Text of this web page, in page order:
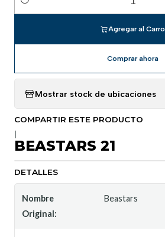
Cantidad
Agregar al Carro
Comprar ahora
Mostrar stock de ubicaciones
COMPARTIR ESTE PRODUCTO
BEASTARS 21
DETALLES
Nombre
Original:
Beastars